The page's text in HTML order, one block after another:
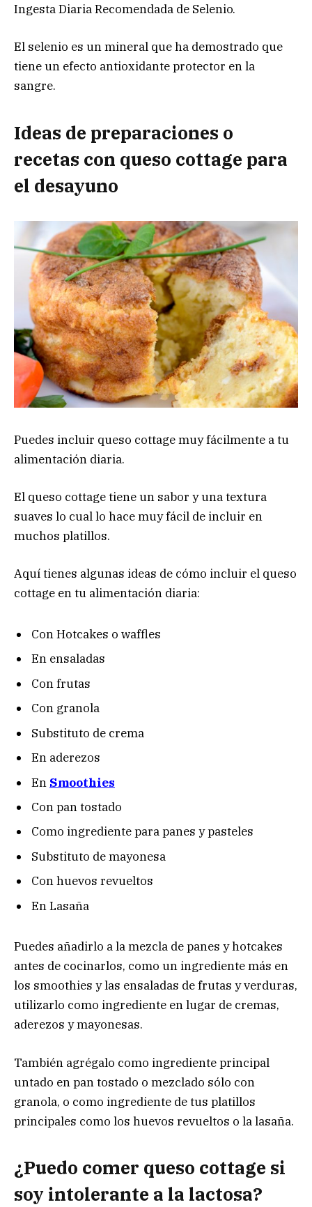
Ingesta Diaria Recomendada de Selenio.
El selenio es un mineral que ha demostrado que
tiene un efecto antioxidante protector en la
sangre.
Ideas de preparaciones o
recetas con queso cottage para
el desayuno
Puedes incluir queso cottage muy fácilmente a tu
alimentación diaria.
El queso cottage tiene un sabor y una textura
suaves lo cual lo hace muy fácil de incluir en
muchos platillos.
Aquí tienes algunas ideas de cómo incluir el queso
cottage en tu alimentación diaria:
Con Hotcakes o waffles
En ensaladas
Con frutas
Con granola
Substituto de crema
En aderezos
En Smoothies
Con pan tostado
Como ingrediente para panes y pasteles
Substituto de mayonesa
Con huevos revueltos
En Lasaña
Puedes añadirlo a la mezcla de panes y hotcakes
antes de cocinarlos, como un ingrediente más en
los smoothies y las ensaladas de frutas y verduras,
utilizarlo como ingrediente en lugar de cremas,
aderezos y mayonesas.
También agrégalo como ingrediente principal
untado en pan tostado o mezclado sólo con
granola, o como ingrediente de tus platillos
principales como los huevos revueltos o la lasaña.
¿Puedo comer queso cottage si
soy intolerante a la lactosa?